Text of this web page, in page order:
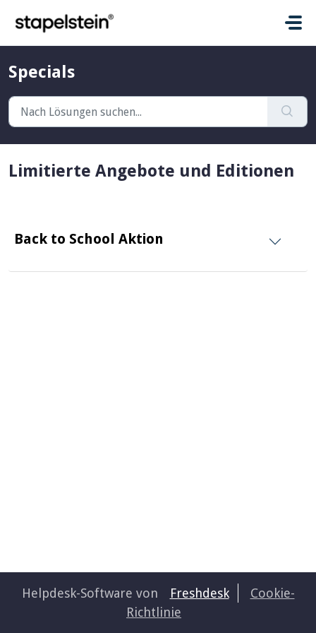
Specials
Limitierte Angebote und Editionen
Back to School Aktion
Helpdesk-Software von Freshdesk
Cookie-
Richtlinie